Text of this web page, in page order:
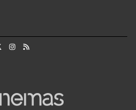
Instagram